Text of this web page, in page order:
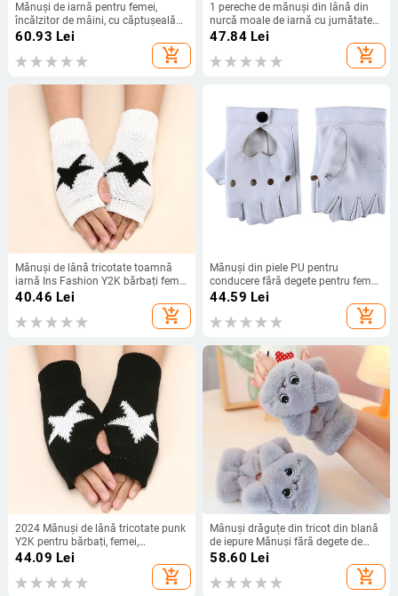
Mănuși de iarnă pentru femei,
încălzitor de mâini, cu căptușeală
din lână termică, cu ecran tactil cu
degetul complet, impermeabilă,
pentru sport în aer liber, pentru
60.93 Lei
add_shopping_cart
1 pereche de mănuși din lână din
nurcă moale de iarnă cu jumătate
de deget pentru femei, de lux, calde,
tricotate, mănuși fără degete,
mănuși pentru încheietura mâinii
47.84Lei
add_shopping_cart
Mănuși de lână tricotate toamnă
iarnă Ins Fashion Y2K bărbați femei
cu jumătate de deget mănuși calde
cu stea cu cinci colțuri fără degete
unisex
40.46 Lei
add_shopping_cart
Mănuși din piele PU pentru
conducere fără degete pentru femei,
2023
44.59 Lei
add_shopping_cart
2024 Mănuși de lână tricotate punk
Y2K pentru bărbați, femei,
pentagramă, jumătate de deget,
mănuși calde și moi, mănuși fără
degete cu stea moale
44.09 Lei
add_shopping_cart
Mânuși drăguțe din tricot din blană
de iepure Mănuși fără degete de
pluș Mănuși de conducere cu
jumătate de deget mănuși de iarnă,
moi, calde, groase, pentru femei,
58.60 Lei
add_shopping_cart